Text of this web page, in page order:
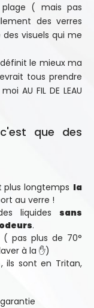
plage ( mais pas
des verres
visuels qui me
définit le mieux ma
tous prendre
AU FIL DE LEAU
que des
plus longtemps la
au verre !
liquidessans
.
( pas plus de 70°
à la ✋)
, ils sont en Tritan,
garantie